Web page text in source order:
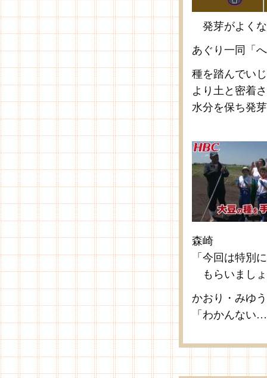
発芽がよく
あぐり一同「
種を踏んでい
より土と密着
水分を保ち発
森崎
「今回は特別
もらいまし
かおり・みゆ
「わかんな